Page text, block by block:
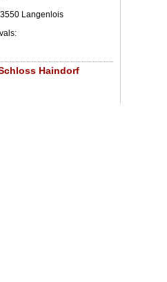
Langenlois
Haindorf